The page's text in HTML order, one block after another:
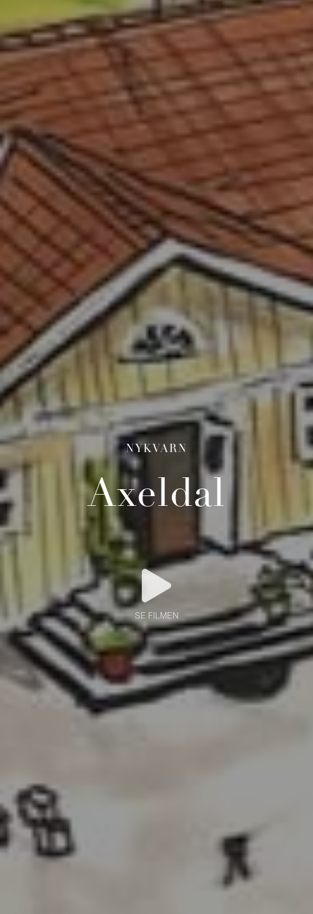
NYKVARN
Axeldal
SE FILMEN